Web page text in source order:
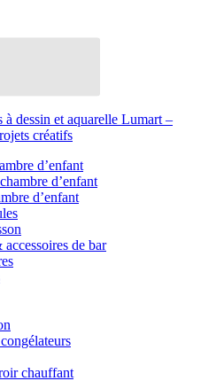
à dessin et aquarelle Lumart –
créatifs
d’enfant
d’enfant
d’enfant
de bar
chauffant